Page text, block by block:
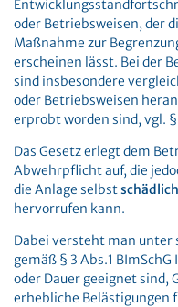
oder Betriebsweisen, der
Maßnahme zur
erscheinen lässt. Bei der
sind insbesondere
oder Betriebsweisen
erprobt worden sind, vgl. §
Das Gesetz erlegt dem
Abwehrpflicht auf, die
die Anlage selbst
hervorrufen kann.
Dabei versteht man
gemäß § 3 Abs.1
oder Dauer geeignet sind,
erhebliche Belästigungen